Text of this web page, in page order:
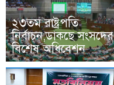
২৩তম রাষ্ট্রপতি
নির্বাচন,ডাকছে সংসদের
বিশেষ অধিবেশন